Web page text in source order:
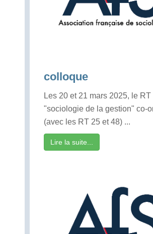
colloque
Les 20 et 21 mars 2025, le RT
"sociologie de la gestion" co-
(avec les RT 25 et 48) ...
Lire la suite...